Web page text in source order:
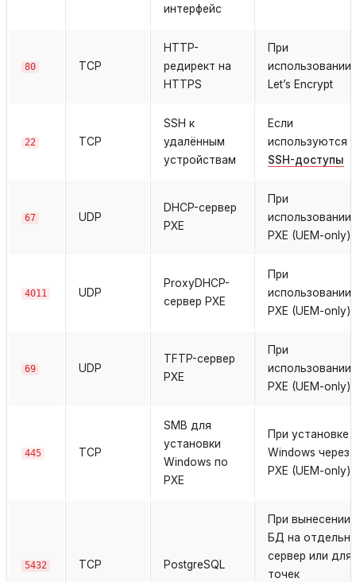
интерфейс
80 TCP
HTTP-
редирект на
HTTPS
При
использовании
Let’s Encrypt
22 TCP
SSH к
удалённым
устройствам
Если
используются
SSH-доступы
67 UDP
DHCP-сервер
PXE
При
использовании
PXE (UEM-only)
4011 UDP
ProxyDHCP-
сервер PXE
При
использовании
PXE (UEM-only)
69 UDP
TFTP-сервер
PXE
При
использовании
PXE (UEM-only)
445 TCP
SMB для
установки
Windows по
PXE
При установке
Windows через
PXE (UEM-only)
5432 TCP PostgreSQL
При вынесении
БД на
сервер или для
точек